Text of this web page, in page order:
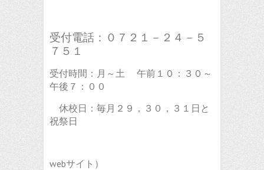
受付電話：０７２１－２４－５
７５１
受付時間：月～土 午前１０：３０～
午後７：００
休校日：毎月２９，３０，３１日と
祝祭日
webサイト）